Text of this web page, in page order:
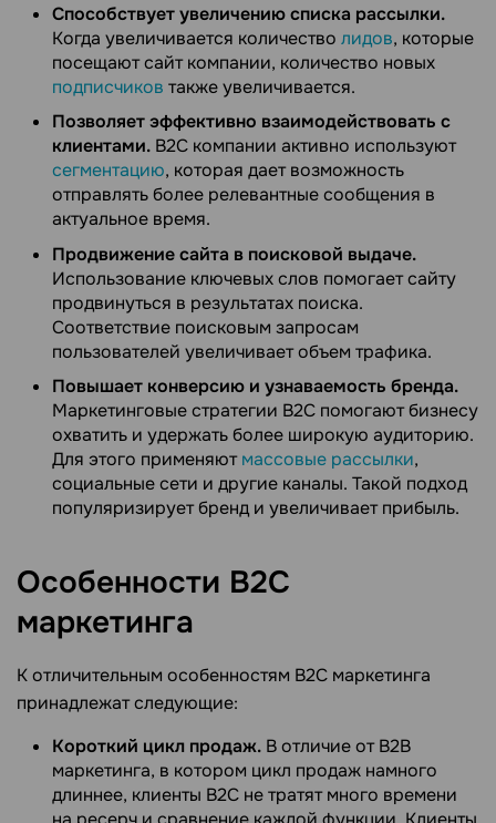
Способствует увеличению списка рассылки.
Когда увеличивается количество лидов, которые
посещают сайт компании, количество новых
подписчиков также увеличивается.
Позволяет эффективно взаимодействовать с
клиентами. B2C компании активно используют
сегментацию, которая дает возможность
отправлять более релевантные сообщения в
актуальное время.
Продвижение сайта в поисковой выдаче.
Использование ключевых слов помогает сайту
продвинуться в результатах поиска.
Соответствие поисковым запросам
пользователей увеличивает объем трафика.
Повышает конверсию и узнаваемость бренда.
Маркетинговые стратегии B2C помогают бизнесу
охватить и удержать более широкую аудиторию.
Для этого применяютмассовые рассылки,
социальные сети и другие каналы. Такой подход
популяризирует бренд и увеличивает прибыль.
Особенности B2C
маркетинга
К отличительным особенностям B2C маркетинга
принадлежат следующие:
Короткий цикл продаж. В отличие от B2B
маркетинга, в котором цикл продаж намного
длиннее, клиенты B2C не тратят много времени